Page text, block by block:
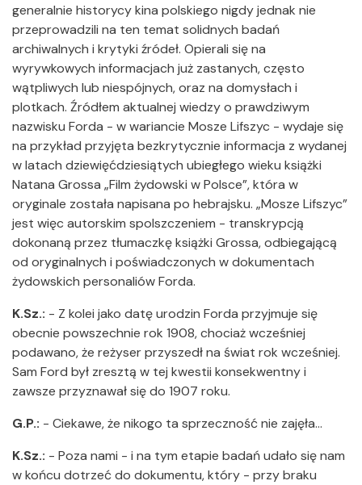
generalnie historycy kina polskiego nigdy jednak nie
przeprowadzili na ten temat solidnych badań
archiwalnych i krytyki źródeł. Opierali się na
wyrywkowych informacjach już zastanych, często
wątpliwych lub niespójnych, oraz na domysłach i
plotkach. Źródłem aktualnej wiedzy o prawdziwym
nazwisku Forda - w wariancie Mosze Lifszyc - wydaje się
na przykład przyjęta bezkrytycznie informacja z wydanej
w latach dziewięćdziesiątych ubiegłego wieku książki
Natana Grossa „Film żydowski w Polsce”, która w
oryginale została napisana po hebrajsku. „Mosze Lifszyc”
jest więc autorskim spolszczeniem - transkrypcją
dokonaną przez tłumaczkę książki Grossa, odbiegającą
od oryginalnych i poświadczonych w dokumentach
żydowskich personaliów Forda.
K.Sz.: - Z kolei jako datę urodzin Forda przyjmuje się
obecnie powszechnie rok 1908, chociaż wcześniej
podawano, że reżyser przyszedł na świat rok wcześniej.
Sam Ford był zresztą w tej kwestii konsekwentny i
zawsze przyznawał się do 1907 roku.
G.P.: - Ciekawe, że nikogo ta sprzeczność nie zajęła…
K.Sz.: - Poza nami - i na tym etapie badań udało się nam
w końcu dotrzeć do dokumentu, który - przy braku